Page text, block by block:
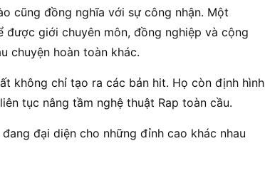
cũng đồng nghĩa với sự công nhận. Một
giới chuyên môn, đồng nghiệp và cộng
chuyện hoàn toàn khác.
không chỉ tạo ra các bản hit. Họ còn định hình
tục nâng tầm nghệ thuật Rap toàn cầu.
đại diện cho những đỉnh cao khác nhau